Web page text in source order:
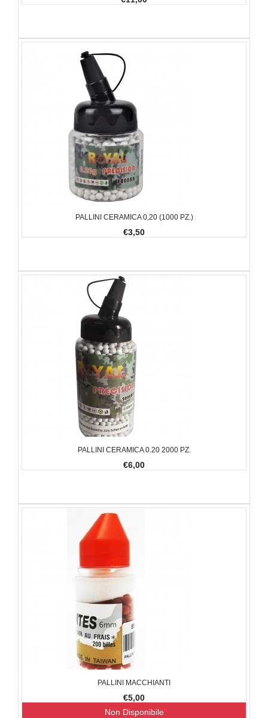
PALLINI CERAMICA 0,20 (1000 PZ.)
€3,50
PALLINI CERAMICA 0.20 2000 PZ.
€6,00
PALLINI MACCHIANTI
€5,00
Non Disponibile